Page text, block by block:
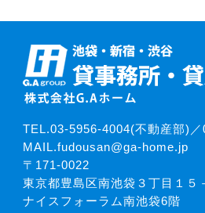
TEL.03-5956-4004(不動産部)
MAIL.fudousan@ga-home.jp
〒171-0022
東京都豊島区南池袋３丁目１５
ナイスフォーラム南池袋6階